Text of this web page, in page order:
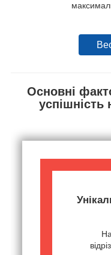
Основні
успішність